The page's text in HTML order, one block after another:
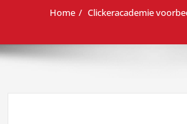
Home Clickeracademie